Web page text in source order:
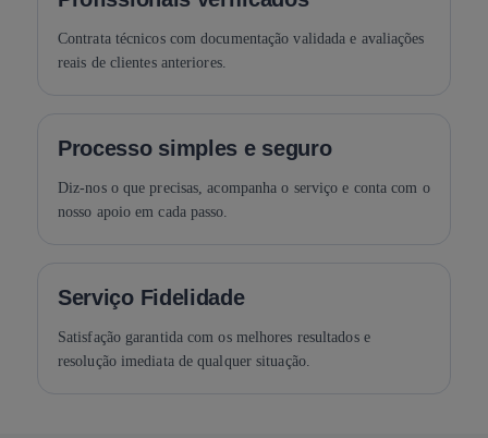
Contrata técnicos com documentação validada e avaliações
reais de clientes anteriores.
Processo simples e seguro
Diz-nos o que precisas, acompanha o serviço e conta com o
nosso apoio em cada passo.
Serviço Fidelidade
Satisfação garantida com os melhores resultados e
resolução imediata de qualquer situação.